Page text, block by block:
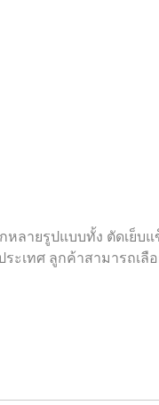
ลายรูปแบบทั้ง ตัดเย็
ระเทศ ลูกค้าสามารถ